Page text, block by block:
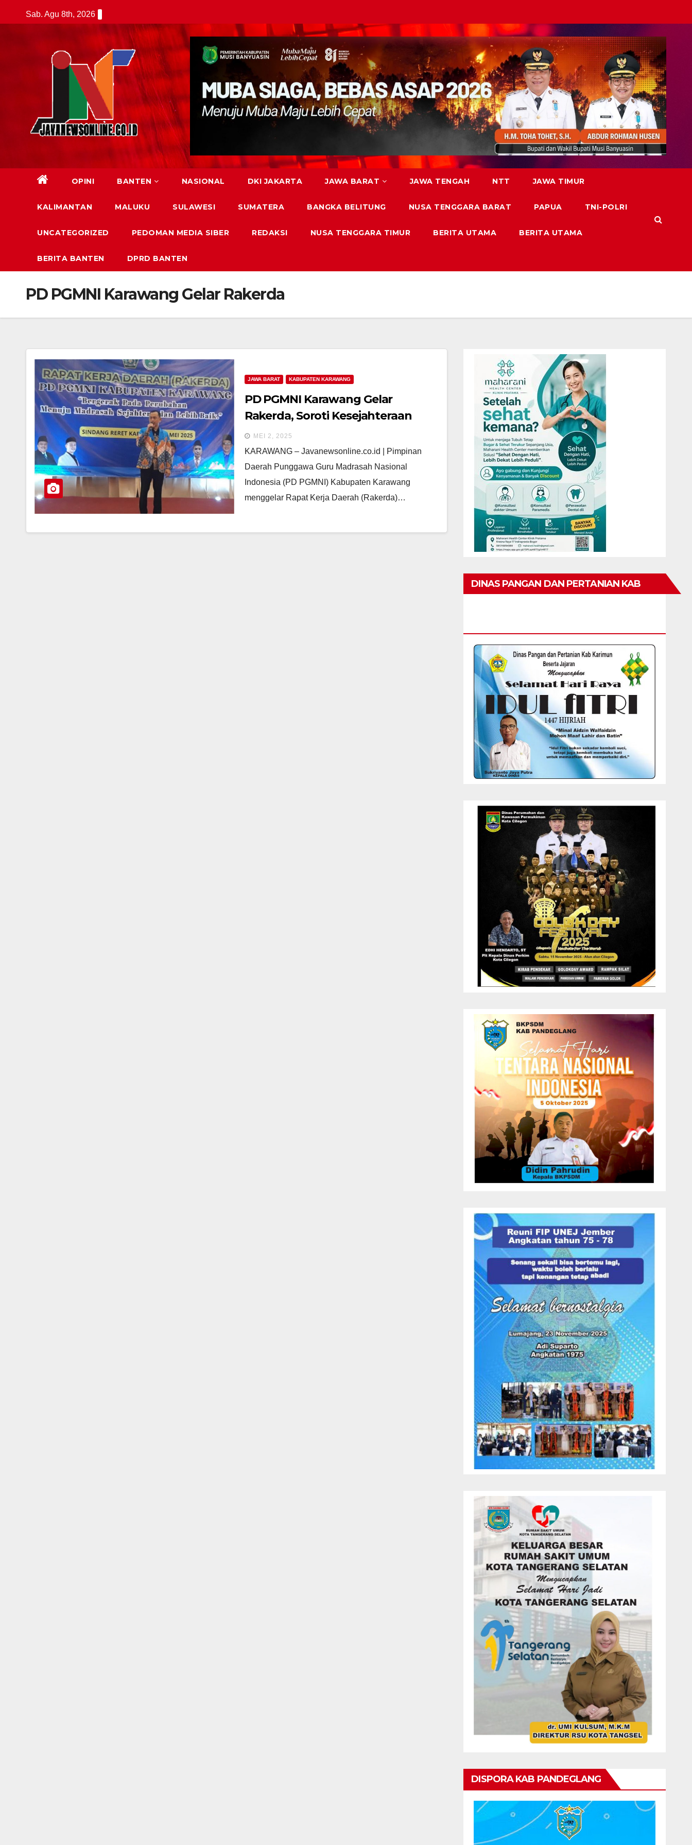
to
Sab. Agu 8th, 2026
OPINI BANTEN NASIONAL DKI JAKARTA JAWA BARAT JAWA TENGAH NTT JAWA TIMUR
KALIMANTAN MALUKU SULAWESI SUMATERA BANGKA BELITUNG NUSA TENGGARA BARAT PAPUA TNI-POLRI
UNCATEGORIZED PEDOMAN MEDIA SIBER REDAKSI NUSA TENGGARA TIMUR BERITA UTAMA BERITA UTAMA
BERITA BANTEN DPRD BANTEN
PD PGMNI Karawang Gelar Rakerda
JAWA BARAT KABUPATEN KARAWANG
PD PGMNI Karawang Gelar
Rakerda, Soroti Kesejahteraan
Guru Madrasah
MEI 2, 2025
KARAWANG – Javanewsonline.co.id | Pimpinan
Daerah Punggawa Guru Madrasah Nasional
Indonesia (PD PGMNI) Kabupaten Karawang
menggelar Rapat Kerja Daerah (Rakerda)…
DINAS PANGAN DAN PERTANIAN KAB
DISPORA KAB PANDEGLANG